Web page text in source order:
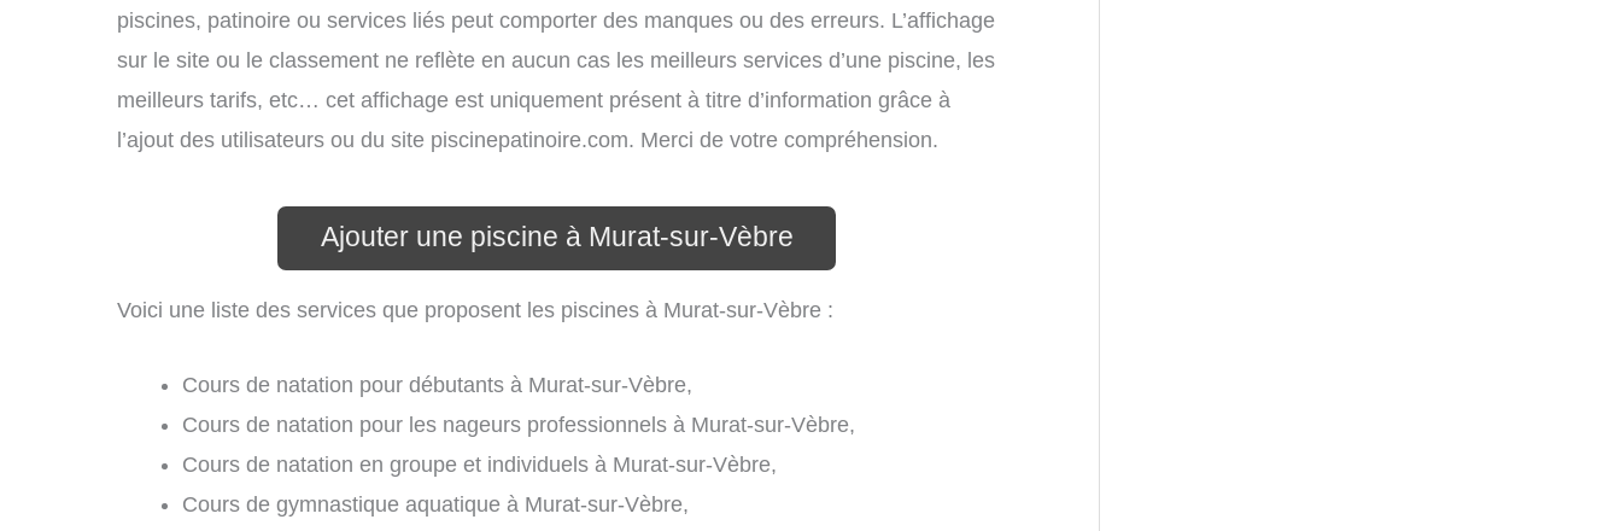
piscines, patinoire ou services liés peut comporter des manques ou des erreurs. L’affichage
sur le site ou le classement ne reflète en aucun cas les meilleurs services d’une piscine, les
meilleurs tarifs, etc… cet affichage est uniquement présent à titre d’information grâce à
l’ajout des utilisateurs ou du site piscinepatinoire.com. Merci de votre compréhension.
Ajouter une piscine à Murat-sur-Vèbre
Voici une liste des services que proposent les piscines à Murat-sur-Vèbre :
Cours de natation pour débutants à Murat-sur-Vèbre,
Cours de natation pour les nageurs professionnels à Murat-sur-Vèbre,
Cours de natation en groupe et individuels à Murat-sur-Vèbre,
Cours de gymnastique aquatique à Murat-sur-Vèbre,